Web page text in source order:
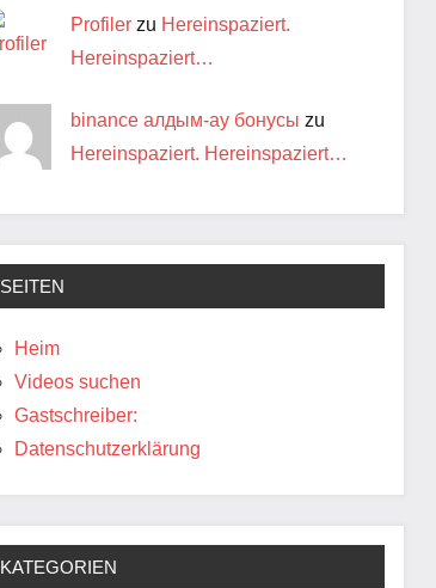
Profiler zu Hereinspaziert.
Hereinspaziert…
binance алдым-ау бонусы zu
Hereinspaziert. Hereinspaziert…
SEITEN
Heim
Videos suchen
Gastschreiber:
Datenschutzerklärung
KATEGORIEN